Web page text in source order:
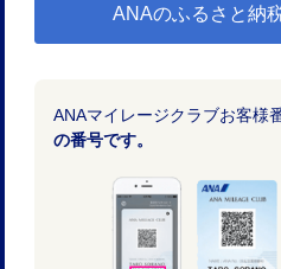
ANAのふるさと納
ANAマイレージクラブお客様
の番号です。